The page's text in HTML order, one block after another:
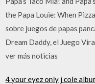
the Papa Louie: When
sobre juegos de papas
Dream Daddy, el Juego
ver más noticias
4 your eyez only j cole